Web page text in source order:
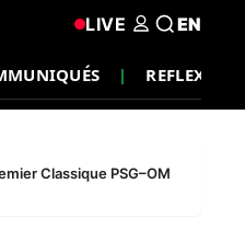
REFLEXION
LIVE EN
Classique PSG–OM